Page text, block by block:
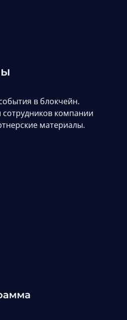
в блокчейн.
компании
материалы.